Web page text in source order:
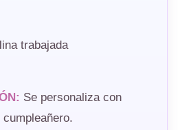
trabajada
Se personaliza con